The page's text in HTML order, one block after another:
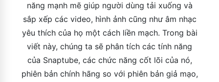
năng mạnh mẽ giúp người dùng tải xuống và
sắp xếp các video, hình ảnh cũng như âm nhạc
yêu thích của họ một cách liền mạch. Trong bài
viết này, chúng ta sẽ phân tích các tính năng
của Snaptube, các chức năng cốt lõi của nó,
phiên bản chính hãng so với phiên bản giả mạo,